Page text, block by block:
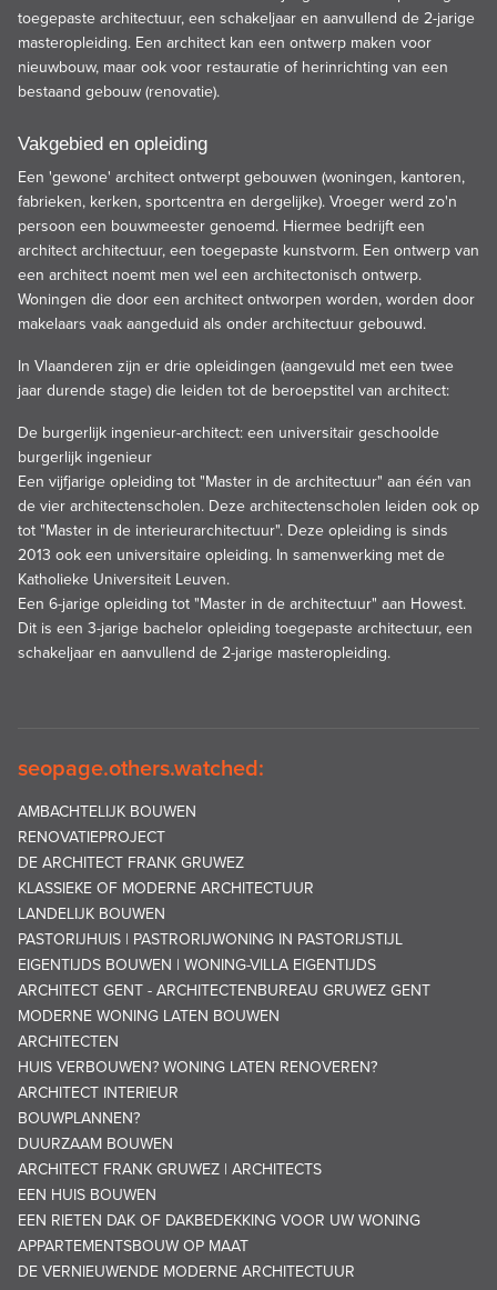
toegepaste architectuur, een schakeljaar en aanvullend de 2-jarige
masteropleiding. Een architect kan een ontwerp maken voor
nieuwbouw, maar ook voor restauratie of herinrichting van een
bestaand gebouw (renovatie).
Vakgebied en opleiding
Een 'gewone' architect ontwerpt gebouwen (woningen, kantoren,
fabrieken, kerken, sportcentra en dergelijke). Vroeger werd zo'n
persoon een bouwmeester genoemd. Hiermee bedrijft een
architect architectuur, een toegepaste kunstvorm. Een ontwerp van
een architect noemt men wel een architectonisch ontwerp.
Woningen die door een architect ontworpen worden, worden door
makelaars vaak aangeduid als onder architectuur gebouwd.
In Vlaanderen zijn er drie opleidingen (aangevuld met een twee
jaar durende stage) die leiden tot de beroepstitel van architect:
De burgerlijk ingenieur-architect: een universitair geschoolde
burgerlijk ingenieur
Een vijfjarige opleiding tot "Master in de architectuur" aan één van
de vier architectenscholen. Deze architectenscholen leiden ook op
tot "Master in de interieurarchitectuur". Deze opleiding is sinds
2013 ook een universitaire opleiding. In samenwerking met de
Katholieke Universiteit Leuven.
Een 6-jarige opleiding tot "Master in de architectuur" aan Howest.
Dit is een 3-jarige bachelor opleiding toegepaste architectuur, een
schakeljaar en aanvullend de 2-jarige masteropleiding.
seopage.others.watched:
AMBACHTELIJK BOUWEN
RENOVATIEPROJECT
DE ARCHITECT FRANK GRUWEZ
KLASSIEKE OF MODERNE ARCHITECTUUR
LANDELIJK BOUWEN
PASTORIJHUIS | PASTRORIJWONING IN PASTORIJSTIJL
EIGENTIJDS BOUWEN | WONING-VILLA EIGENTIJDS
ARCHITECT GENT - ARCHITECTENBUREAU GRUWEZ GENT
MODERNE WONING LATEN BOUWEN
ARCHITECTEN
HUIS VERBOUWEN? WONING LATEN RENOVEREN?
ARCHITECT INTERIEUR
BOUWPLANNEN?
DUURZAAM BOUWEN
ARCHITECT FRANK GRUWEZ | ARCHITECTS
EEN HUIS BOUWEN
EEN RIETEN DAK OF DAKBEDEKKING VOOR UW WONING
APPARTEMENTSBOUW OP MAAT
DE VERNIEUWENDE MODERNE ARCHITECTUUR